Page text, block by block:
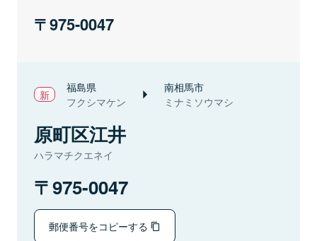
975-0047
福島県
フクシマケン
南相馬市
ミナミソウマシ
原町区江井
ハラマチクエネイ
975-0047
郵便番号をコピーする